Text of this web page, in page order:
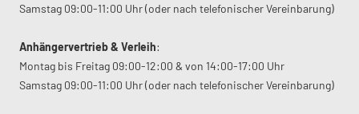
Samstag 09:00-11:00 Uhr (oder nach telefonischer Vereinbarung)
Anhängervertrieb & Verleih:
Montag bis Freitag 09:00-12:00 & von 14:00-17:00 Uhr
Samstag 09:00-11:00 Uhr (oder nach telefonischer Vereinbarung)